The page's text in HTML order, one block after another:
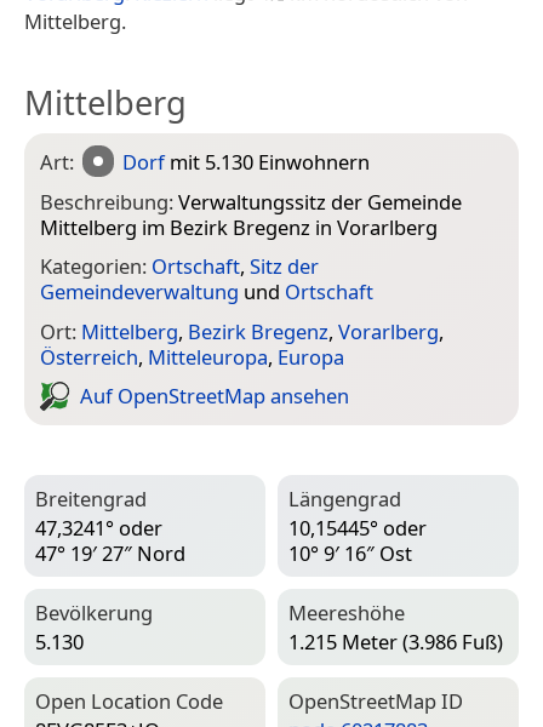
Mittelberg.
Mittelberg
Art: Dorfmit 5.130 Einwohnern
Beschreibung:Verwaltungssitz der Gemeinde
Mittelberg im Bezirk Bregenz in Vorarlberg
Kategorien: Ortschaft, Sitz der
Gemeindeverwaltung und Ortschaft
Ort: Mittelberg, Bezirk Bregenz, Vorarlberg,
Österreich, Mitteleuropa, Europa
Auf Open­Street­Map ansehen
Breitengrad
47,3241° oder
47° 19′ 27″ Nord
Längengrad
10,15445° oder
10° 9′ 16″ Ost
Bevölkerung
5.130
Meereshöhe
1.215 Meter (3.986 Fuß)
Open Location Code
Open­Street­Map ID